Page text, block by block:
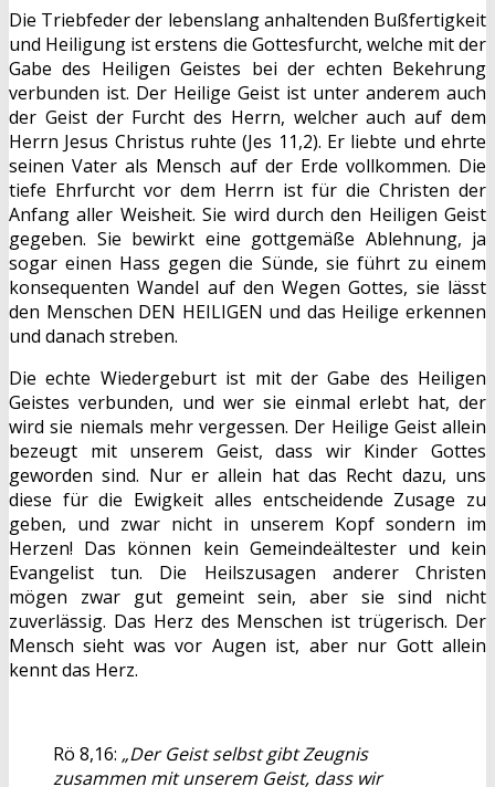
Die Triebfeder der lebenslang anhaltenden Bußfertigkeit
und Heiligung ist erstens die Gottesfurcht, welche mit der
Gabe des Heiligen Geistes bei der echten Bekehrung
verbunden ist. Der Heilige Geist ist unter anderem auch
der Geist der Furcht des Herrn, welcher auch auf dem
Herrn Jesus Christus ruhte (Jes 11,2). Er liebte und ehrte
seinen Vater als Mensch auf der Erde vollkommen. Die
tiefe Ehrfurcht vor dem Herrn ist für die Christen der
Anfang aller Weisheit. Sie wird durch den Heiligen Geist
gegeben. Sie bewirkt eine gottgemäße Ablehnung, ja
sogar einen Hass gegen die Sünde, sie führt zu einem
konsequenten Wandel auf den Wegen Gottes, sie lässt
den Menschen DEN HEILIGEN und das Heilige erkennen
und danach streben.
Die echte Wiedergeburt ist mit der Gabe des Heiligen
Geistes verbunden, und wer sie einmal erlebt hat, der
wird sie niemals mehr vergessen. Der Heilige Geist allein
bezeugt mit unserem Geist, dass wir Kinder Gottes
geworden sind. Nur er allein hat das Recht dazu, uns
diese für die Ewigkeit alles entscheidende Zusage zu
geben, und zwar nicht in unserem Kopf sondern im
Herzen! Das können kein Gemeindeältester und kein
Evangelist tun. Die Heilszusagen anderer Christen
mögen zwar gut gemeint sein, aber sie sind nicht
zuverlässig. Das Herz des Menschen ist trügerisch. Der
Mensch sieht was vor Augen ist, aber nur Gott allein
kennt das Herz.
Rö 8,16: „Der Geist selbst gibt Zeugnis
zusammen mit unserem Geist, dass wir